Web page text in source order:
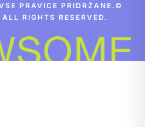
PRAVICE PRIDRŽANE.©
RIGHTS RESERVED.